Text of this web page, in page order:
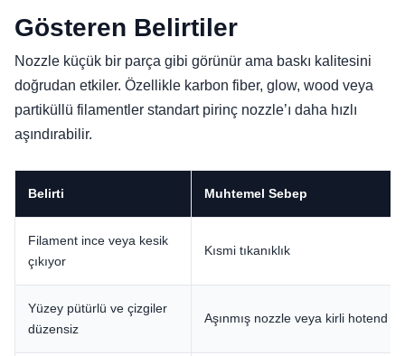
Gösteren Belirtiler
Nozzle küçük bir parça gibi görünür ama baskı kalitesini
doğrudan etkiler. Özellikle karbon fiber, glow, wood veya
partiküllü filamentler standart pirinç nozzle’ı daha hızlı
aşındırabilir.
Belirti Muhtemel Sebep
Filament ince veya kesik
çıkıyor
Kısmi tıkanıklık
Yüzey pütürlü ve çizgiler
düzensiz
Aşınmış nozzle veya kirli hotend